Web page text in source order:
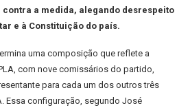
contra a medida, alegando desrespeito
e à Constituição do país.
uma composição que reflete a
com nove comissários do partido,
para cada um dos outros três
Essa configuração, segundo José